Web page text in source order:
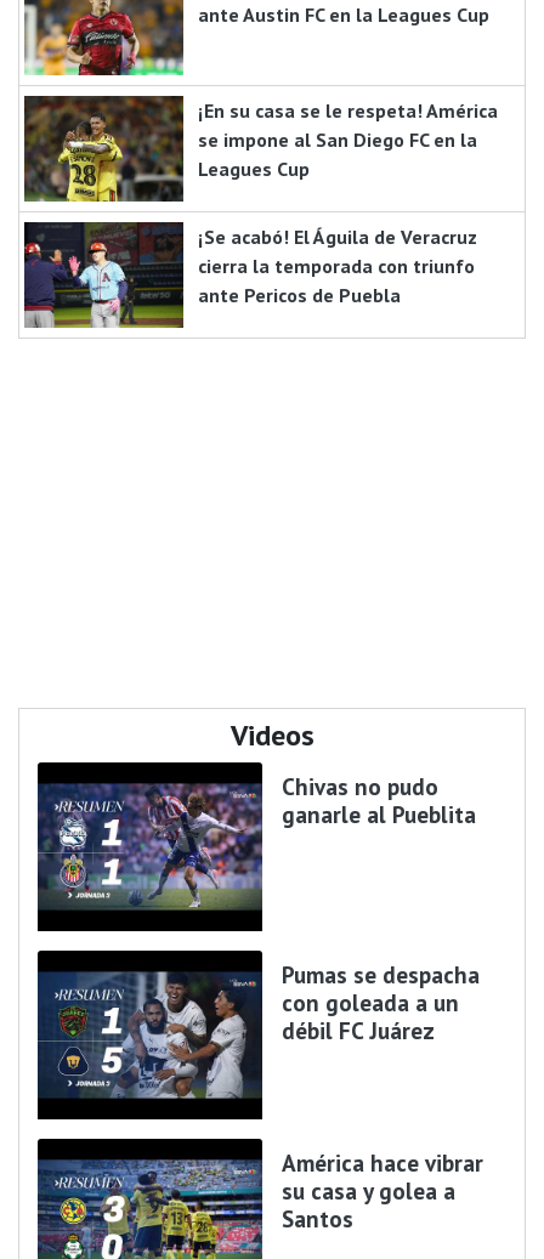
ante Austin FC en la Leagues Cup
¡En su casa se le respeta! América
se impone al San Diego FC en la
Leagues Cup
¡Se acabó! El Águila de Veracruz
cierra la temporada con triunfo
ante Pericos de Puebla
Videos
Chivas no pudo
ganarle al Pueblita
Pumas se despacha
con goleada a un
débil FC Juárez
América hace vibrar
su casa y golea a
Santos